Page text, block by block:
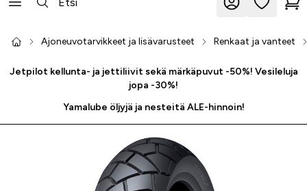
Ajoneuvotarvikkeet ja lisävarusteet Renkaat ja vanteet
Jetpilot kellunta- ja jettiliivit sekä märkäpuvut -50%! Vesileluja
jopa -30%!
Yamalube öljyjä ja nesteitä ALE-hinnoin!